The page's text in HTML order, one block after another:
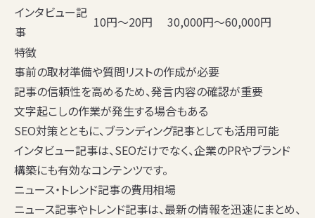
インタビュー記
事
10円〜20円
30,000円〜60,000円
特徴
事前の取材準備や質問リストの作成が必要
記事の信頼性を高めるため、発言内容の確認が重要
文字起こしの作業が発生する場合もある
SEO対策とともに、ブランディング記事としても活用可能
インタビュー記事は、SEOだけでなく、企業のPRやブランド
構築にも有効なコンテンツです。
ニュース・トレンド記事の費用相場
ニュース記事やトレンド記事は、最新の情報を迅速にまとめ、